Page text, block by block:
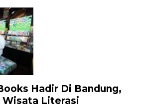
Hadir Di Bandung,
Wisata Literasi